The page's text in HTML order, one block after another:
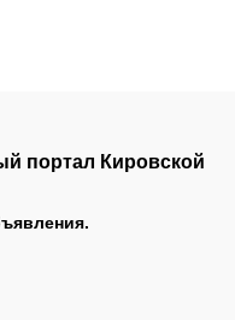
портал Кировской